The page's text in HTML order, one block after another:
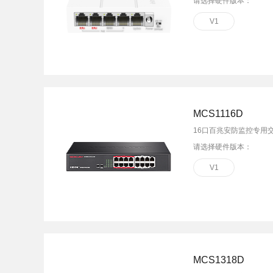
V1
MCS1116D
16口百兆安防监控专用
请选择硬件版本：
V1
MCS1318D